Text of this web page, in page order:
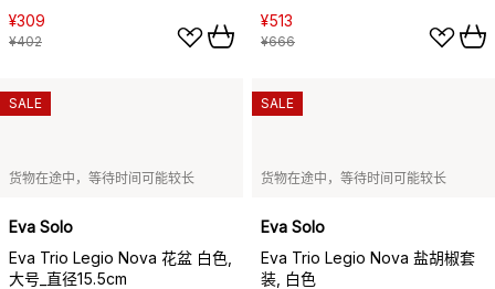
¥309
¥402
¥513
¥666
货物在途中，等待时间可能较长
Eva Solo
Eva Trio Legio Nova 花盆 白色,
大号_直径15.5cm
SALE
货物在途中，等待时间可能较长
Eva Solo
Eva Trio Legio Nova 盐胡椒套
装, 白色
SALE